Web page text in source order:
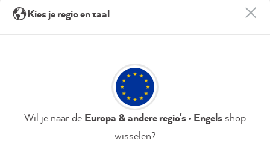
advertenties aan te bieden via de diensten die in de
akkoord (op elk moment herroepbaar) met deze
Privacybeleid Colofon Instellen
Verified Customer
MissPompadour Farbkarten-Set Weißtöne
Because in the online shop, the colors don't
always come across as they really are.
Share
Twitter
Facebook
Dresden, DE,
Kies je regio en taal
Wil je naar de Europa & andere regio's • Engels shop
wisselen?